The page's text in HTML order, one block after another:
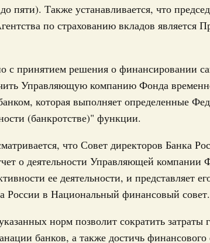
пяти). Также устанавливается, что
по страхованию вкладов является
с принятием решения о финансировании
Управляющую компанию Фонда
которая выполняет определенные
(банкротстве)" функции.
что Совет директоров Банка
о деятельности Управляющей
ее деятельности, и представляет
России в Национальный финансовый совет.
норм позволит сократить затраты
банков, а также достичь финансового
об уточнении правовых норм для
для дальнейшего развития сферы электронных
форме. Правительство Российской
2019, пятница
на законопроект о правовом
подготовки учащихся образовательных
закон «Об образовании в Российской
определения понятия «практическая подготовка
касающихся сетевой формы реализации
Российской Федерации поддерживает законопроект с